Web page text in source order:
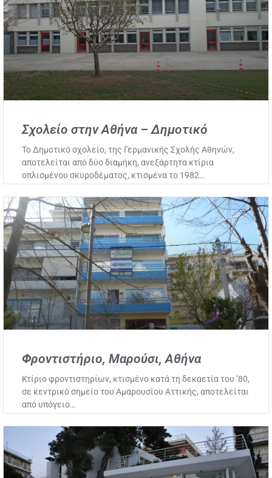
Σχολείο στην Αθήνα – Δημοτικό
Το Δημοτικό σχολείο, της Γερμανικής Σχολής Αθηνών,
αποτελείται από δύο διαμήκη, ανεξάρτητα κτίρια
οπλισμένου σκυροδέματος, κτισμένα το 1982…
Φροντιστήριο, Μαρούσι, Αθήνα
Κτίριο φροντιστηρίων, κτισμένο κατά τη δεκαετία του ’80,
σε κεντρικό σημείο του Αμαρουσίου Αττικής, αποτελείται
από υπόγειο…